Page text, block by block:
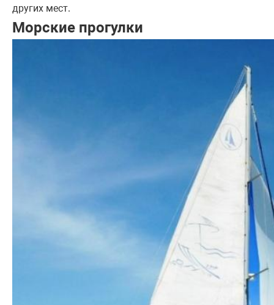
других мест.
Морские прогулки